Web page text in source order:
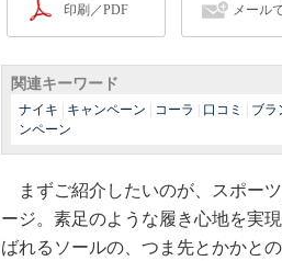
印刷／PDF メール
関連キーワード
ナイキ キャンペーン コーラ 口コミ ブラ
ンペーン
まずご紹介したいのが、スポーツ
ージ。素足のような履き心地を実
ばれるソールの、つま先とかかと